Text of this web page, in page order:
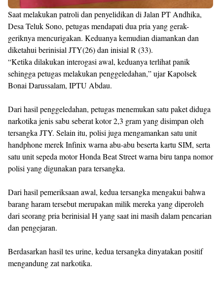
Saat melakukan patroli dan penyelidikan di Jalan PT Andhika,
Desa Teluk Sono, petugas mendapati dua pria yang gerak-
geriknya mencurigakan. Keduanya kemudian diamankan dan
diketahui berinisial JTY(26) dan inisial R (33).
“Ketika dilakukan interogasi awal, keduanya terlihat panik
sehingga petugas melakukan penggeledahan,” ujar Kapolsek
Bonai Darussalam, IPTU Abdau.
Dari hasil penggeledahan, petugas menemukan satu paket diduga
narkotika jenis sabu seberat kotor 2,3 gram yang disimpan oleh
tersangka JTY. Selain itu, polisi juga mengamankan satu unit
handphone merek Infinix warna abu-abu beserta kartu SIM, serta
satu unit sepeda motor Honda Beat Street warna biru tanpa nomor
polisi yang digunakan para tersangka.
Dari hasil pemeriksaan awal, kedua tersangka mengakui bahwa
barang haram tersebut merupakan milik mereka yang diperoleh
dari seorang pria berinisial H yang saat ini masih dalam pencarian
dan pengejaran.
Berdasarkan hasil tes urine, kedua tersangka dinyatakan positif
mengandung zat narkotika.